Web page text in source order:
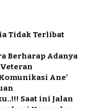
Tidak Terlibat
Berharap Adanya
Ane’
Saat ini Jalan